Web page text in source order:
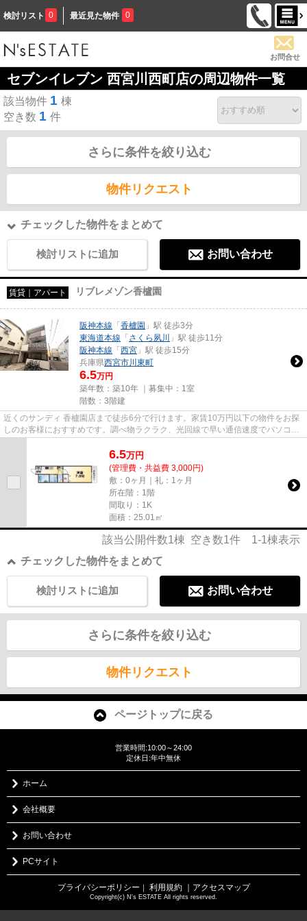
検討リスト 0 最近見た物件 0
お問合せ
セブンイレブン 西宮川西町店の周辺物件一覧
該当物件 1 棟
空き数 1 件
さらに条件を絞り込む
物件リクエスト
チェックした物件をまとめて
検討リストに追加 お問い合わせ
賃貸｜アパート リブレメゾン香櫨園
阪神本線 「 香櫨園 」駅 徒歩3分
東海道本線 「 さくら夙川
」駅 徒歩11分
阪神本線 「 西宮 」駅 徒歩15分
兵庫県西宮市川東町
6.5万円
築年数：築10年 ｜募集中： 1室
階数：3階建
近くのサンディ 香櫨園店まで徒歩6分で行けます。家賃10万円以下の物件をお探
しのお客様におすすめです。調べ物ラクラク、光回線で早い通信速度でパソコン
6.5万円
(管理費・共益費 3,000円)
敷：0ヶ月｜礼：1ヶ月
所在階：1階
間取り：1K
面積：25.01㎡
該当公開件数1棟 空き数1件 1-1棟表示
チェックした物件をまとめて
お問い合わせ
検討リストに追加
さらに条件を絞り込む
物件リクエスト
ページトップに戻る
営業時間:10:00～24:00
定休日:年中無休
ホーム
会社概要
お問い合わせ
PCサイト
プライバシーポリシー ｜ 利用規約 ｜アクセスマップ
Copyright(c) N's ESTATE All rights reserved.